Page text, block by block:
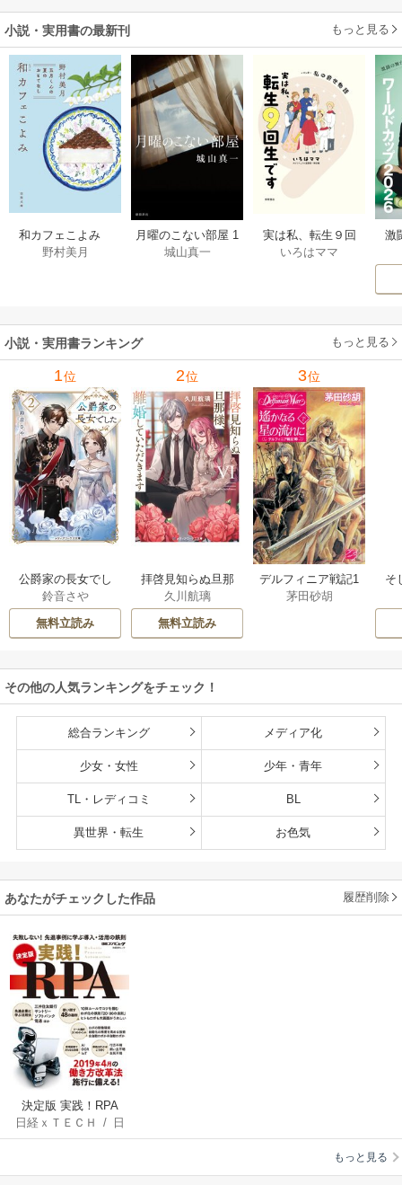
小説・実用書の最新刊 もっと見る
和カフェこよみ
五月くんの夏のお
野村美月
月曜のこない部屋 1
巻
城山真一
実は私、転生９回
生です マンガ
いろはママ
激
小説・実用書ランキング もっと見る
1位
公爵家の長女でし
た
鈴音さや
無料立読み
2位
拝啓見知らぬ旦那
様、離婚していた
だきます
久川航璃
無料立読み
3位
デルフィニア戦記1
茅田砂胡
そ
その他の人気ランキングをチェック！
総合ランキング メディア化
少女・女性 少年・青年
TL・レディコミ BL
異世界・転生 お色気
あなたがチェックした作品 履歴削除
決定版 実践！RPA
日経ｘＴＥＣＨ
/
日
経コンピュータ
もっと見る